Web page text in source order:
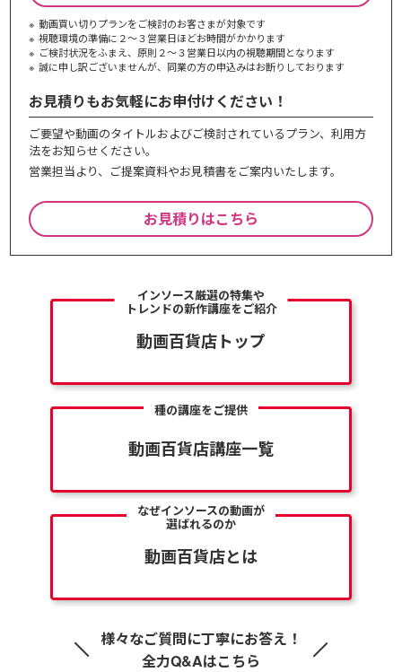
動画買い切りプランをご検討のお客さまが対象です
視聴環境の準備に２～３営業日ほどお時間がかかります
ご検討状況をふまえ、原則２～３営業⽇以内の視聴期間となります
誠に申し訳ございませんが、同業の⽅の申込みはお断りしております
お見積りもお気軽にお申付けください！
ご要望や動画のタイトルおよびご検討されているプラン、利⽤⽅
法をお知らせください。
営業担当より、ご提案資料やお⾒積書をご案内いたします。
お見積りはこちら
インソース厳選の特集や
トレンドの新作講座をご紹介
動画百貨店トップ
種の講座をご提供
動画百貨店講座一覧
なぜインソースの動画が
選ばれるのか
動画百貨店とは
様々なご質問に丁寧にお答え！
全力Q&Aはこちら